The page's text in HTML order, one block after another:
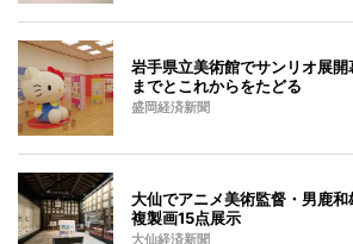
岩手県立美術館でサンリオ展
までとこれからをたどる
盛岡経済新聞
大仙でアニメ美術監督・男鹿
複製画15点展示
大仙経済新聞